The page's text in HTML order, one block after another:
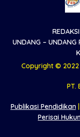
REDAKSI
UNDANG – UNDANG
Copyright © 2022
PT.
Publikasi Pendidikan|
Perisai